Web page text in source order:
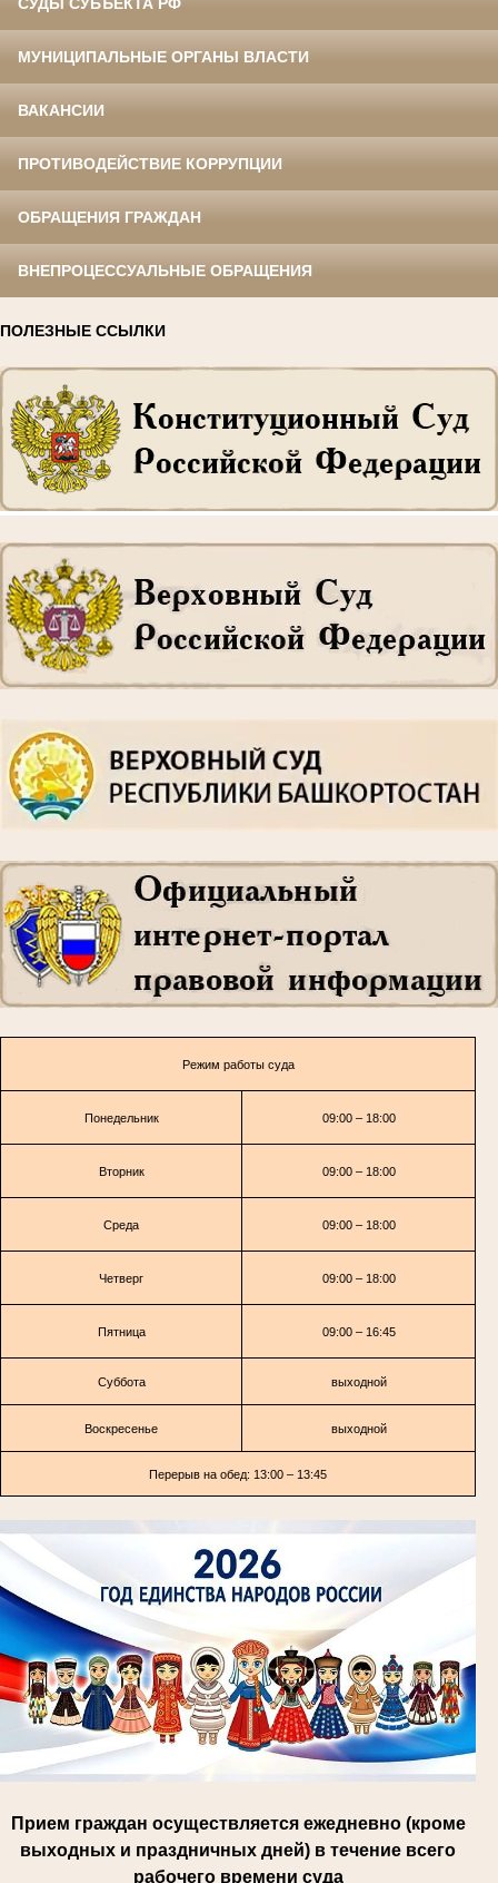
МУНИЦИПАЛЬНЫЕ ОРГАНЫ ВЛАСТИ
ВАКАНСИИ
ПРОТИВОДЕЙСТВИЕ КОРРУПЦИИ
ОБРАЩЕНИЯ ГРАЖДАН
ВНЕПРОЦЕССУАЛЬНЫЕ ОБРАЩЕНИЯ
ПОЛЕЗНЫЕ ССЫЛКИ
Режим работы суда
Понедельник 09:00 – 18:00
Вторник 09:00 – 18:00
Среда 09:00 – 18:00
Четверг 09:00 – 18:00
Пятница 09:00 – 16:45
Суббота выходной
Воскресенье выходной
Перерыв на обед: 13:00 – 13:45
Прием граждан осуществляется ежедневно (кроме
выходных и праздничных дней) в течение всего
рабочего времени суда